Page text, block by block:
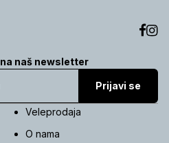
naš newsletter
Prijavi se
Veleprodaja
O nama